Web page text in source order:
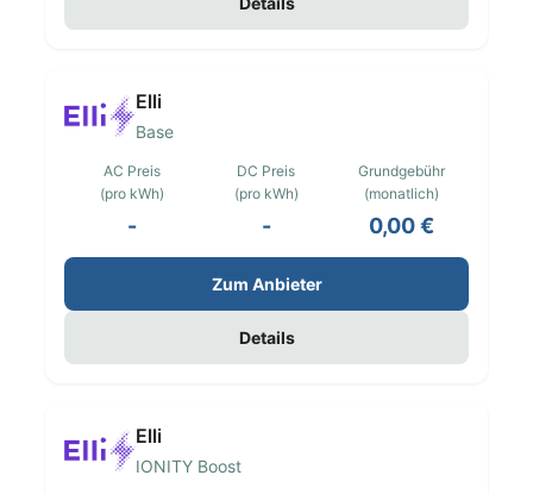
Elli
Base
AC Preis
(pro kWh)
-
DC Preis
(pro kWh)
-
Grundgebühr
(monatlich)
0,00 €
Zum Anbieter
Details
Elli
IONITY Boost